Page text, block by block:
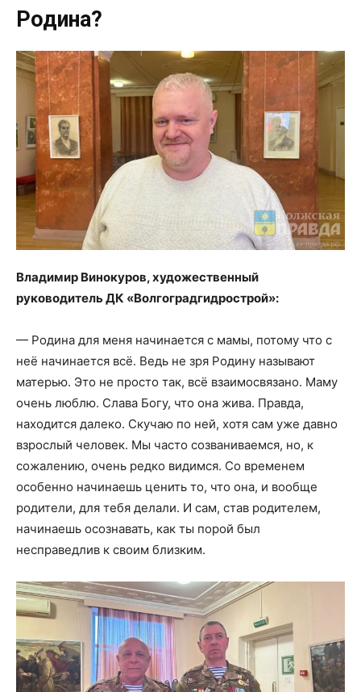
Родина?
Владимир Винокуров, художественный
руководитель ДК «Волгоградгидрострой»:
— Родина для меня начинается с мамы, потому что с
неё начинается всё. Ведь не зря Родину называют
матерью. Это не просто так, всё взаимосвязано. Маму
очень люблю. Слава Богу, что она жива. Правда,
находится далеко. Скучаю по ней, хотя сам уже давно
взрослый человек. Мы часто созваниваемся, но, к
сожалению, очень редко видимся. Со временем
особенно начинаешь ценить то, что она, и вообще
родители, для тебя делали. И сам, став родителем,
начинаешь осознавать, как ты порой был
несправедлив к своим близким.